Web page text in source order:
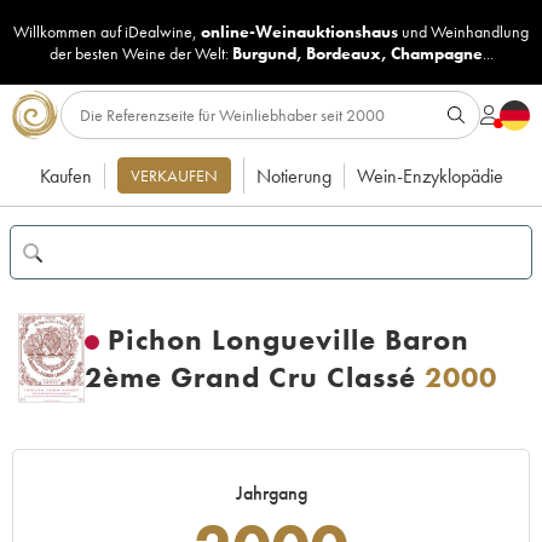
Willkommen auf iDealwine, online-Weinauktionshaus undWeinhandlung
der besten Weine der Welt: Burgund, Bordeaux, Champagne...
Kaufen VERKAUFEN Notierung Wein-Enzyklopädie
Pichon Longueville Baron
2ème Grand Cru Classé 2000
Jahrgang